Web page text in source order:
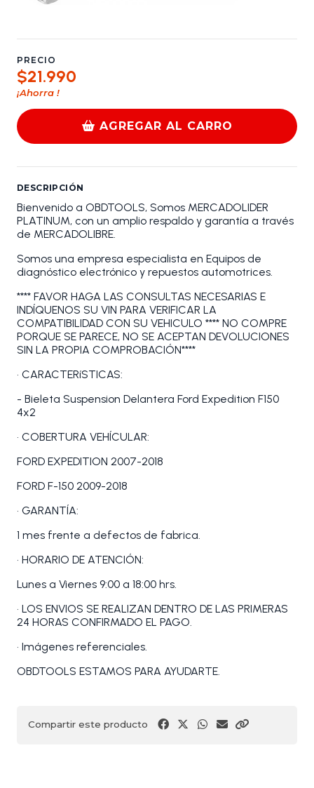
PRECIO
$21.990
¡Ahorra !
AGREGAR AL CARRO
DESCRIPCIÓN
Bienvenido a OBDTOOLS, Somos MERCADOLIDER
PLATINUM, con un amplio respaldo y garantía a través
de MERCADOLIBRE.
Somos una empresa especialista en Equipos de
diagnóstico electrónico y repuestos automotrices.
**** FAVOR HAGA LAS CONSULTAS NECESARIAS E
INDÍQUENOS SU VIN PARA VERIFICAR LA
COMPATIBILIDAD CON SU VEHICULO **** NO COMPRE
PORQUE SE PARECE, NO SE ACEPTAN DEVOLUCIONES
SIN LA PROPIA COMPROBACIÓN****
• CARACTERíSTICAS:
- Bieleta Suspension Delantera Ford Expedition F150
4x2
• COBERTURA VEHÍCULAR:
FORD EXPEDITION 2007-2018
FORD F-150 2009-2018
• GARANTÍA:
1 mes frente a defectos de fabrica.
• HORARIO DE ATENCIÓN:
Lunes a Viernes 9:00 a 18:00 hrs.
• LOS ENVIOS SE REALIZAN DENTRO DE LAS PRIMERAS
24 HORAS CONFIRMADO EL PAGO.
• Imágenes referenciales.
OBDTOOLS ESTAMOS PARA AYUDARTE.
Compartir este producto